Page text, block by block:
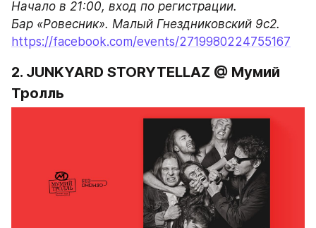
Начало в 21:00, вход по регистрации.
Бар «Ровесник». Малый Гнездниковский 9с2.
https://facebook.com/events/2719980224755167
2. JUNKYARD STORYTELLAZ @ Мумий
Тролль